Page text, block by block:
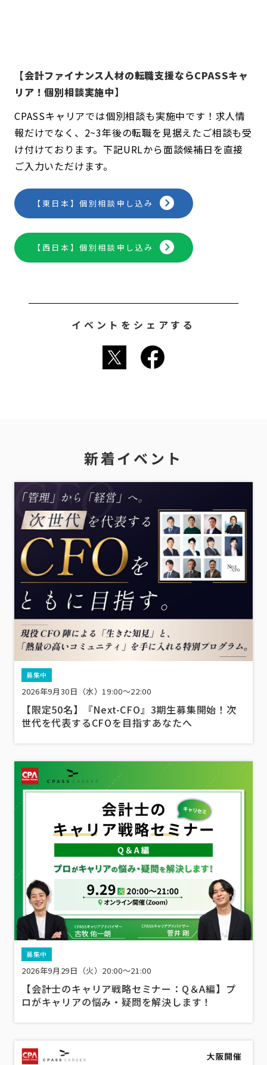
【会計ファイナンス人材の転職支援ならCPASSキャ
リア！個別相談実施中】
CPASSキャリアでは個別相談も実施中です！求人情
報だけでなく、2~3年後の転職を見据えたご相談も受
け付けております。下記URLから面談候補日を直接
ご入力いただけます。
【東日本】個別相談申し込み
【西日本】個別相談申し込み
イベントをシェアする
新着イベント
募集中
2026年9月30日（水）19:00～22:00
【限定50名】『Next-CFO』3期生募集開始！次
世代を代表するCFOを目指すあなたへ
募集中
2026年9月29日（火）20:00～21:00
【会計士のキャリア戦略セミナー：Q＆A編】プ
ロがキャリアの悩み・疑問を解決します！